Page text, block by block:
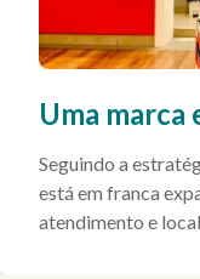
Uma marca
Seguindo a
está em franca
atendimento e